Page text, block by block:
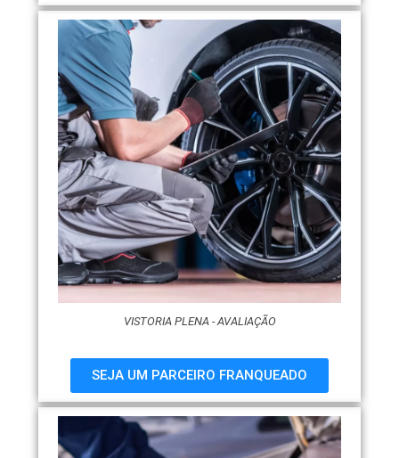
VISTORIA PLENA - AVALIAÇÃO
SEJA UM PARCEIRO FRANQUEADO